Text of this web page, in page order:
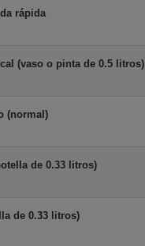
rápida
(vaso o pinta de 0.5 litros)
(normal)
de 0.33 litros)
de 0.33 litros)